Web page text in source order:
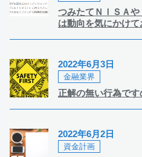
つみたてＮＩＳＡ
は動向を気にかけ
正解の無い行為で
金融業界
2022年6月3日
資金計画
2022年6月2日